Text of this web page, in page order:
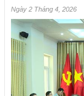
Ngày 2 Tháng 4, 2026